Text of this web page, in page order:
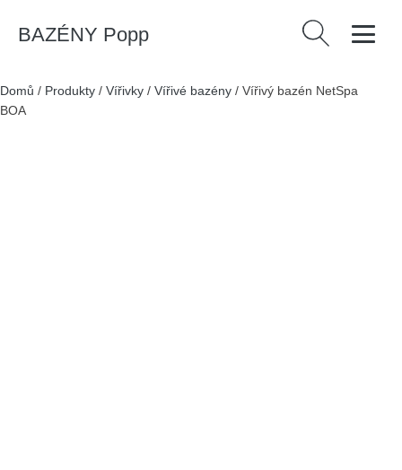
BAZÉNY Popp Vyhledávání
Domů / Produkty / Vířivky / Vířivé bazény / Vířivý bazén NetSpa
BOA